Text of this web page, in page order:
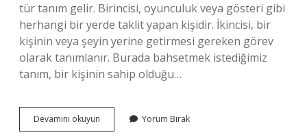
tür tanım gelir. Birincisi, oyunculuk veya gösteri gibi
herhangi bir yerde taklit yapan kişidir. İkincisi, bir
kişinin veya şeyin yerine getirmesi gereken görev
olarak tanımlanır. Burada bahsetmek istediğimiz
tanım, bir kişinin sahip olduğu…
Devamını okuyun
Kelimesinin
Yorum Bırak